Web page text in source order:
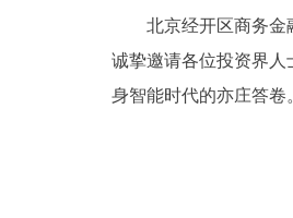
北京经开区商务金融
诚挚邀请各位投资界
身智能时代的亦庄答卷